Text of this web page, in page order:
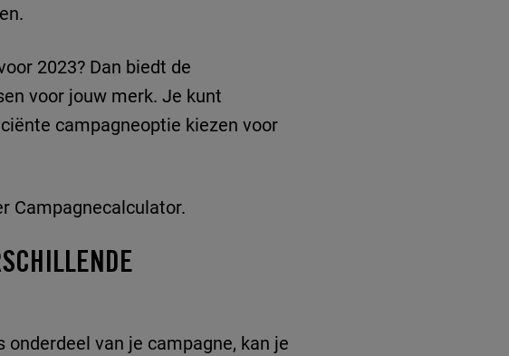
2023? Dan biedt de
voor jouw merk. Je kunt
campagneoptie kiezen voor
Campagnecalculator.
van je campagne, kan je